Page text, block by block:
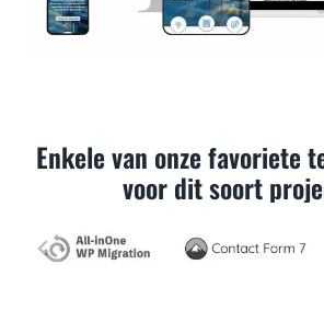
Enkele van onze favoriete
voor dit soort